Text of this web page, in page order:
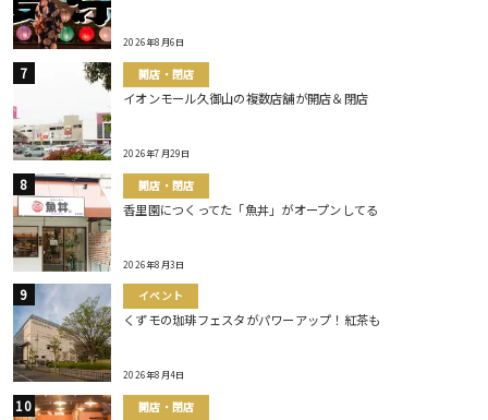
2026年8月6日
開店・閉店
イオンモール久御山の複数店舗が開店＆閉店
2026年7月29日
開店・閉店
香里園につくってた「魚丼」がオープンしてる
2026年8月3日
イベント
くずモの珈琲フェスタがパワーアップ！紅茶も
2026年8月4日
開店・閉店